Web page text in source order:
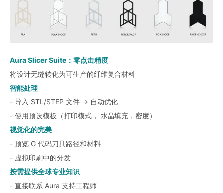
Aura Slicer Suite：零点击精度
将设计无缝转化为可生产的纤维复合材料
智能处理
- 导入 STL/STEP 文件 → 自动优化
- 使用预设模板（打印模式， 水晶填充，密度）
视觉化的完美
- 预览 G 代码刀具路径和材料
- 虚拟印刷中的分发
按需提供全球专业知识
- 直接联系 Aura 支持工程师